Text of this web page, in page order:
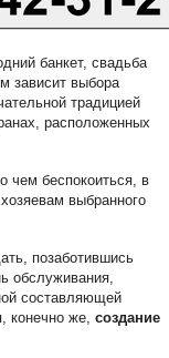
банкет, свадьба
зависит выбора
традицией
расположенных
чем беспокоиться, в
выбранного
позаботившись
обслуживания,
составляющей
конечно же, создание